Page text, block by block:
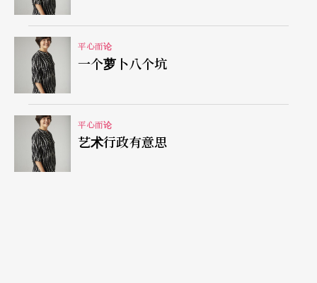
倒的是表演者而影响演出；发现化妆室地板或桌面
不乾净，与其去找清洁人员，行政抓起扫把抹布先
清理妥当，让表演者们可安心入座，也不致影响接
续的排练；前台动线理想与否，也多半要东摆摆、
西试试，并设想观众入场时的视角，以提供最直接
的资讯。至于剧场提供的前台服务人员，是真能满
足观众的服务、还是「人形立牌」，也都考验团队
平心而论
一个萝卜八个坑
平心而论
艺术行政有意思